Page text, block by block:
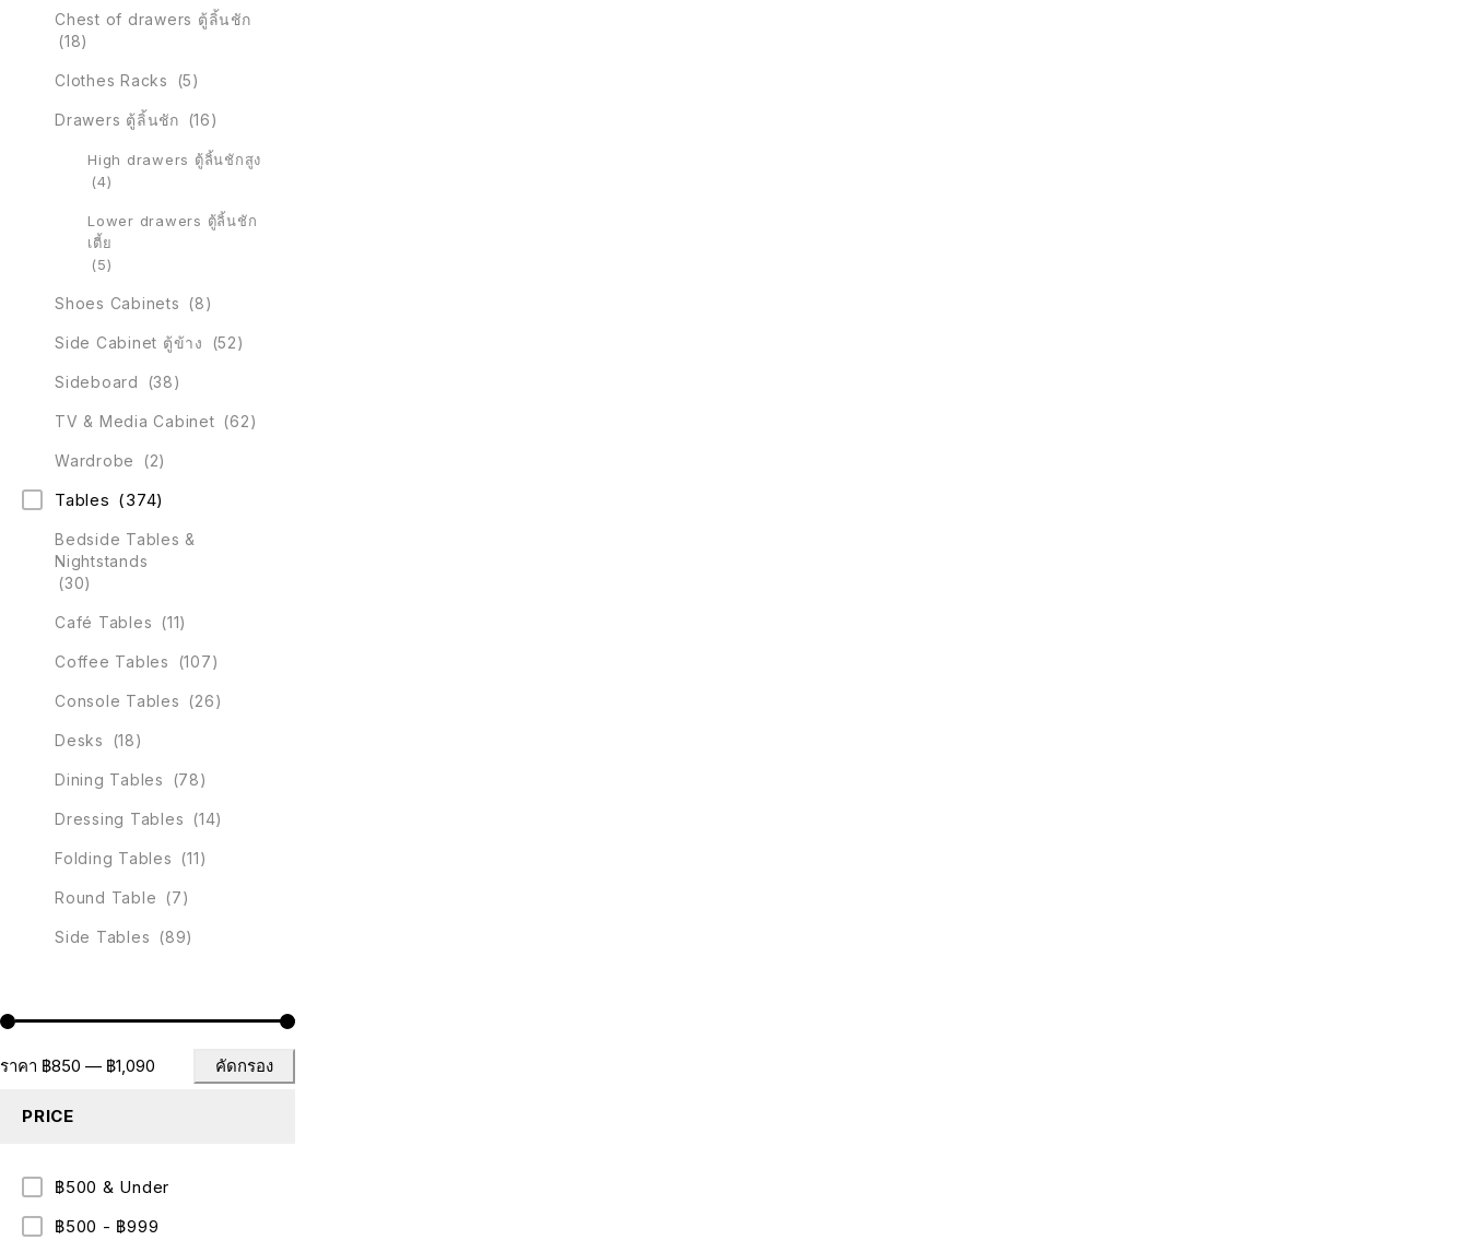
Chest of drawers ตู้ลิ้นชัก
(18)
Clothes Racks (5)
Drawers ตู้ลิ้นชัก (16)
High drawers ตู้ลิ้นชักสูง
(4)
Lower drawers ตู้ลิ้นชัก
เตี้ย
(5)
Shoes Cabinets (8)
Side Cabinet ตู้ข้าง (52)
Sideboard (38)
TV & Media Cabinet (62)
Wardrobe (2)
Tables (374)
Bedside Tables &
Nightstands
(30)
Café Tables (11)
Coffee Tables (107)
Console Tables (26)
Desks (18)
Dining Tables (78)
Dressing Tables (14)
Folding Tables (11)
Round Table (7)
Side Tables (89)
คัดกรอง
ราคา ฿850 — ฿1,090
PRICE
฿500 & Under
฿500 - ฿999